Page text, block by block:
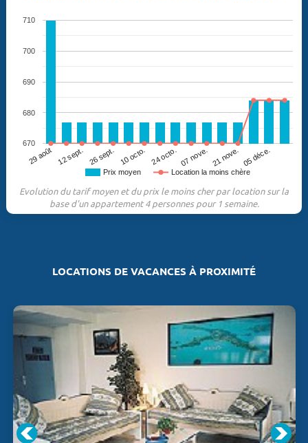
Prix moyen Location la moins chère
29 août 12 sept. 26 sept. 10 octo. 24 octo. 07 nove. 21 nove. 05 déce.
670
680
690
700
710
Evolution du tarif moyen et du prix le moins cher par location sur la
base d'un appartement 4 personnes pour 1 semaine.
LOCATIONS DE VACANCES À PROXIMITÉ